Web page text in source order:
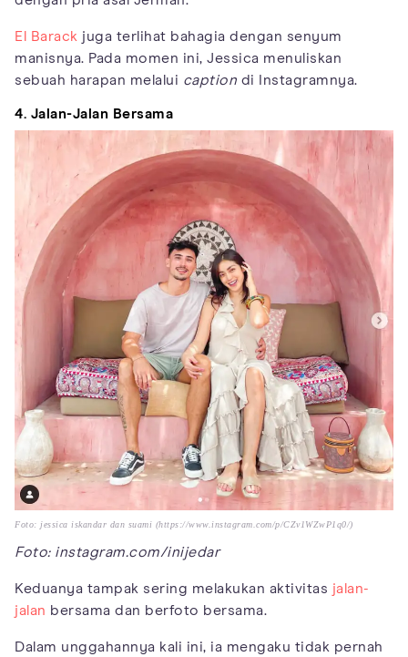
El Barack juga terlihat bahagia dengan senyum
manisnya. Pada momen ini, Jessica menuliskan
sebuah harapan melalui caption di Instagramnya.
4. Jalan-Jalan Bersama
Foto: jessica iskandar dan suami (https://www.instagram.com/p/CZv1WZwP1q0/)
Foto: instagram.com/inijedar
Keduanya tampak sering melakukan aktivitas jalan-
jalan bersama dan berfoto bersama.
Dalam unggahannya kali ini, ia mengaku tidak pernah